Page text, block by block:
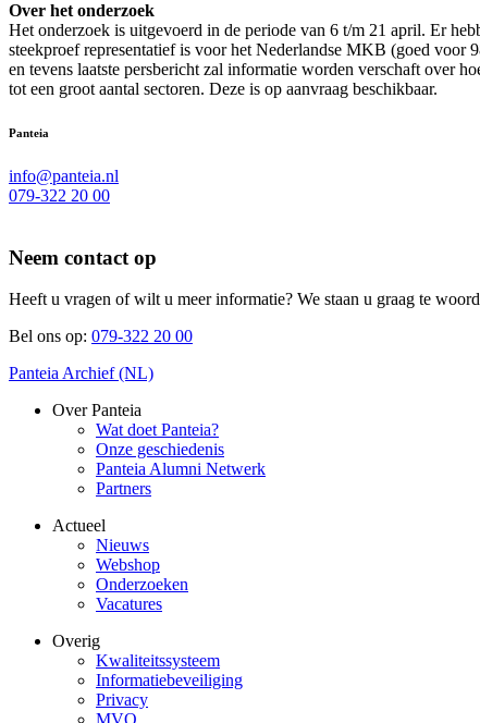
Over het onderzoek
Het onderzoek is uitgevoerd in de periode van 6 t/m 21 april. Er
steekproef representatief is voor het Nederlandse MKB (goed voor
en tevens laatste persbericht zal informatie worden verschaft over
tot een groot aantal sectoren. Deze is op aanvraag beschikbaar.
Panteia
info@panteia.nl
079-322 20 00
Neem contact op
Heeft u vragen of wilt u meer informatie? We staan u graag te
Bel ons op: 079-322 20 00
Panteia Archief (NL)
Over Panteia
Wat doet Panteia?
Onze geschiedenis
Panteia Alumni Netwerk
Partners
Actueel
Nieuws
Webshop
Onderzoeken
Vacatures
Overig
Kwaliteitssysteem
Informatiebeveiliging
Privacy